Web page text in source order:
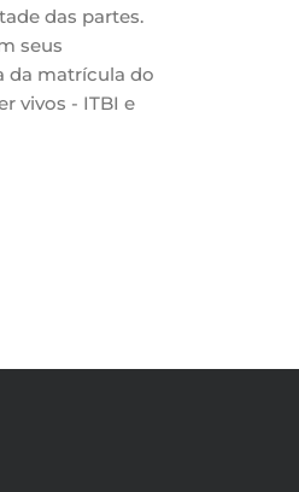
das partes.
seus
da matrícula do
vivos - ITBI e